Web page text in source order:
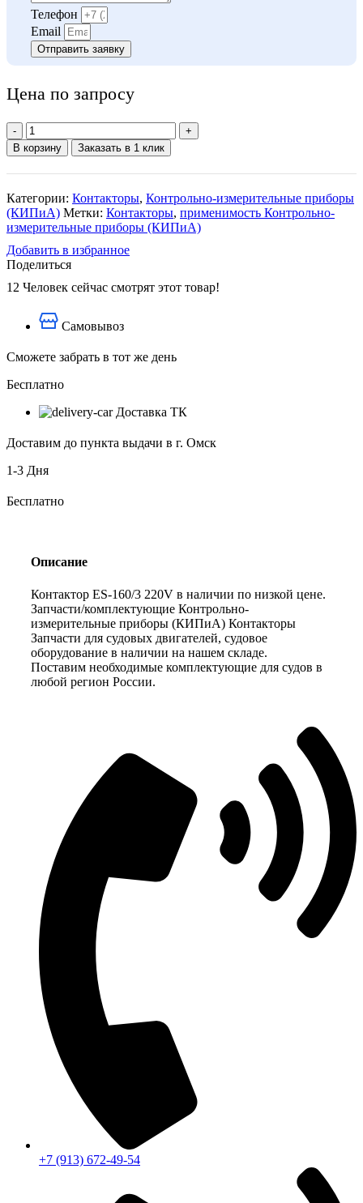
Телефон
Email
Отправить заявку
Цена по запросу
Количество
товара
Контактор
ES-
220V
В корзину Заказать в 1 клик
Категории: Контакторы, Контрольно-измерительные приборы
(КИПиА) Метки: Контакторы, применимость Контрольно-
измерительные приборы (КИПиА)
Добавить в избранное
Поделиться
12 Человек сейчас смотрят этот товар!
Самовывоз
Сможете забрать в тот же день
Бесплатно
Доставка ТК
Доставим до пункта выдачи в г. Омск
1-3 Дня
Бесплатно
Описание
Контактор ES-160/3 220V в наличии по низкой цене.
Запчасти/комплектующие Контрольно-
измерительные приборы (КИПиА) Контакторы
Запчасти для судовых двигателей, судовое
оборудование в наличии на нашем складе.
Поставим необходимые комплектующие для судов в
любой регион России.
+7 (913) 672-49-54